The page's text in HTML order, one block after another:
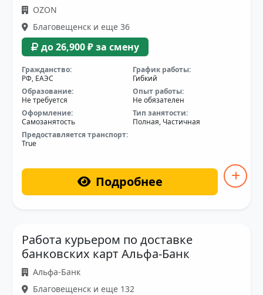
OZON
Благовещенск и еще 36
до 26,900 ₽ за смену
Гражданство:
РФ, ЕАЭС
График работы:
Гибкий
Образование:
Не требуется
Опыт работы:
Не обязателен
Оформление:
Самозанятость
Тип занятости:
Полная, Частичная
Предоставляется транспорт:
True
Подробнее
Работа курьером по доставке
банковских карт Альфа-Банк
Альфа-Банк
Благовещенск и еще 132